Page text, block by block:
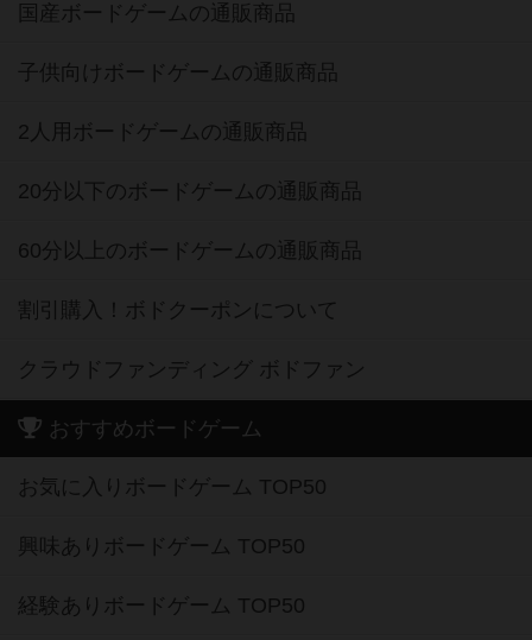
国産ボードゲームの通販商品
子供向けボードゲームの通販商品
2人用ボードゲームの通販商品
20分以下のボードゲームの通販商品
60分以上のボードゲームの通販商品
割引購入！ボドクーポンについて
クラウドファンディング ボドファン
おすすめボードゲーム
お気に入りボードゲーム TOP50
興味ありボードゲーム TOP50
経験ありボードゲーム TOP50